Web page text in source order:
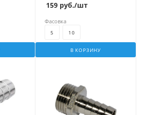
159 руб./шт
В КОРЗИНУ
Фасовка
5 10